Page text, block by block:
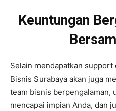
Keuntungan
Selain mendapatkan support
Bisnis Surabaya akan juga
team bisnis berpengalaman,
mencapai impian Anda, dan